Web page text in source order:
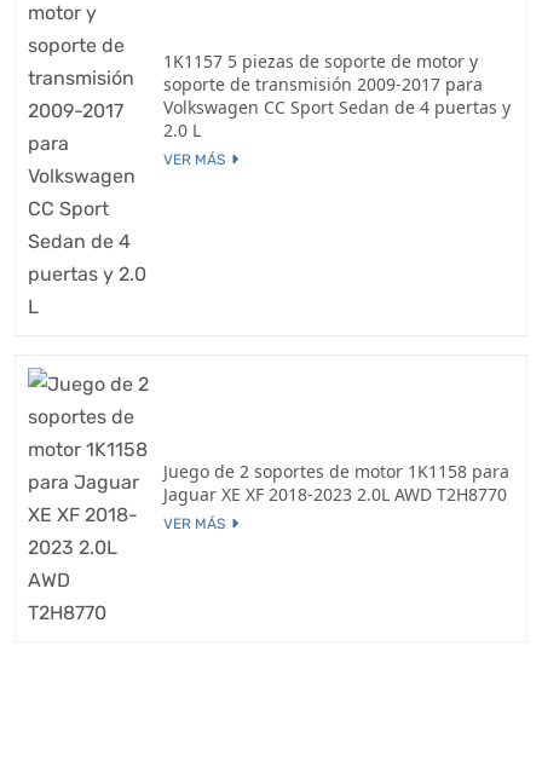
1K1157 5 piezas de soporte de motor y
soporte de transmisión 2009-2017 para
Volkswagen CC Sport Sedan de 4 puertas y
2.0 L
VER MÁS
Juego de 2 soportes de motor 1K1158 para
Jaguar XE XF 2018-2023 2.0L AWD T2H8770
VER MÁS